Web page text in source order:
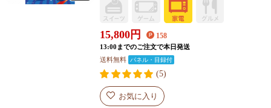
15,800 円 158
13:00までのご注文で本日発送
送料無料
パネル・目録付
(5)
お気に入り